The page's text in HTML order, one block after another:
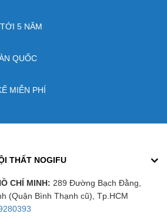
5 NĂM
QUỐC
MIỄN PHÍ
THẤT NOGIFU
CHÍ MINH: 289 Đường Bạch Đằng,
(Quận Bình Thạnh cũ), Tp.HCM